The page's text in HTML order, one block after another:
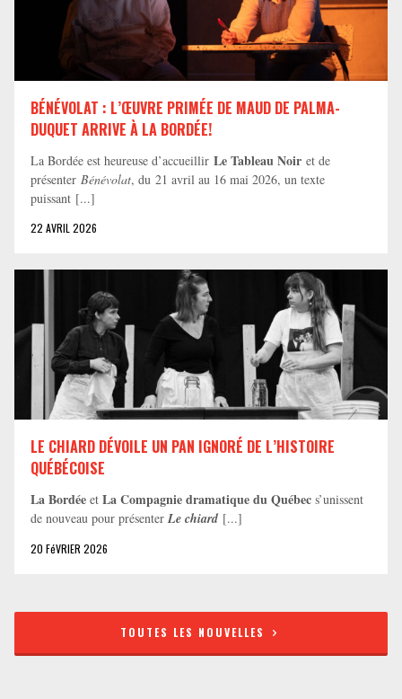
BÉNÉVOLAT : L’ŒUVRE PRIMÉE DE MAUD DE PALMA-
DUQUET ARRIVE À LA BORDÉE!
La Bordée est heureuse d’accueillir Le Tableau Noir et de
présenter Bénévolat, du 21 avril au 16 mai 2026, un texte
puissant [...]
22 AVRIL 2026
LE CHIARD DÉVOILE UN PAN IGNORÉ DE L’HISTOIRE
QUÉBÉCOISE
La Bordée et La Compagnie dramatique du Québec s’unissent
de nouveau pour présenter Le chiard [...]
20 FéVRIER 2026
TOUTES LES NOUVELLES